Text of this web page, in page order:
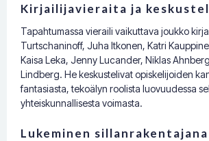
Kirjailijavieraita ja
Tapahtumassa vieraili vaikuttava joukko
Turtschaninoff, Juha Itkonen, Katri
Kaisa Leka, Jenny Lucander, Niklas
Lindberg. He keskustelivat opiskelijoiden
fantasiasta, tekoälyn roolista luovuudessa
yhteiskunnallisesta voimasta.
Lukeminen sillanrakentajana